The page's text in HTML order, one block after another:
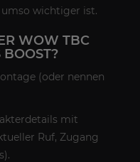
wichtiger ist.
WOW TBC
BOOST?
(oder nennen
mit
Ruf, Zugang